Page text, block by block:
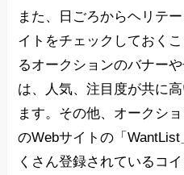
また、日ごろからヘリテ
イトをチェックしておく
るオークションのバナー
は、人気、注目度が共に
ます。その他、オークシ
のWebサイトの「
くさん登録されているコ